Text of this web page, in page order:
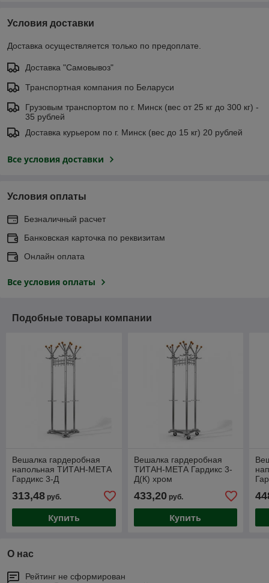
Условия доставки
Доставка осуществляется только по предоплате.
Доставка "Самовывоз"
Транспортная компания по Беларуси
Грузовым транспортом по г. Минск (вес от 25 кг до 300 кг) -
35 рублей
Доставка курьером по г. Минск (вес до 15 кг) 20 рублей
Все условия доставки
Условия оплаты
Безналичный расчет
Банковская карточка по реквизитам
Онлайн оплата
Все условия оплаты
Подобные товары компании
Вешалка гардеробная
напольная ТИТАН-МЕТА
Гардикс 3-Д
313,48 руб.
Купить
Вешалка гардеробная
ТИТАН-МЕТА Гардикс 3-
Д(К) хром
433,20руб.
Купить
О нас
Рейтинг не сформирован